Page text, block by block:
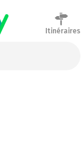
Itinéraires